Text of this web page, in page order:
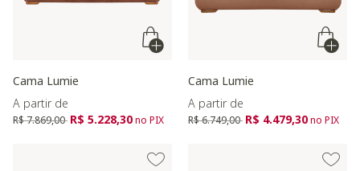
Cama Lumie
A partir de
Preço reduzido de
R$ 7.869,00 para
R$ 5.228,30no PIX
Cama Lumie
A partir de
Preço reduzido de
R$ 6.749,00 para
R$ 4.479,30no PIX